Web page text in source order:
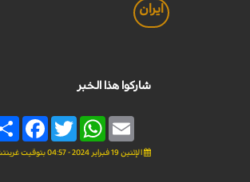
ايران
شاركوا هذا الخبر
Twitter
WhatsAppEmail
الإثنين 19 فبراير 2024 - 04:57 بتوقيت غرينتش